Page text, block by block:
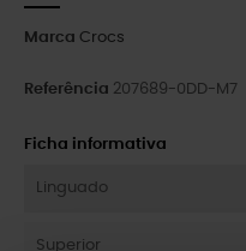
Marca Crocs
Referência 207689-0DD-M7
Ficha informativa
Linguado
Superior